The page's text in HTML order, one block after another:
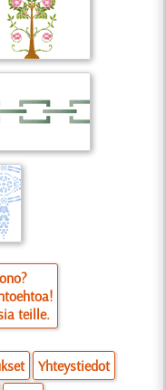
teille.
Yhteystiedot